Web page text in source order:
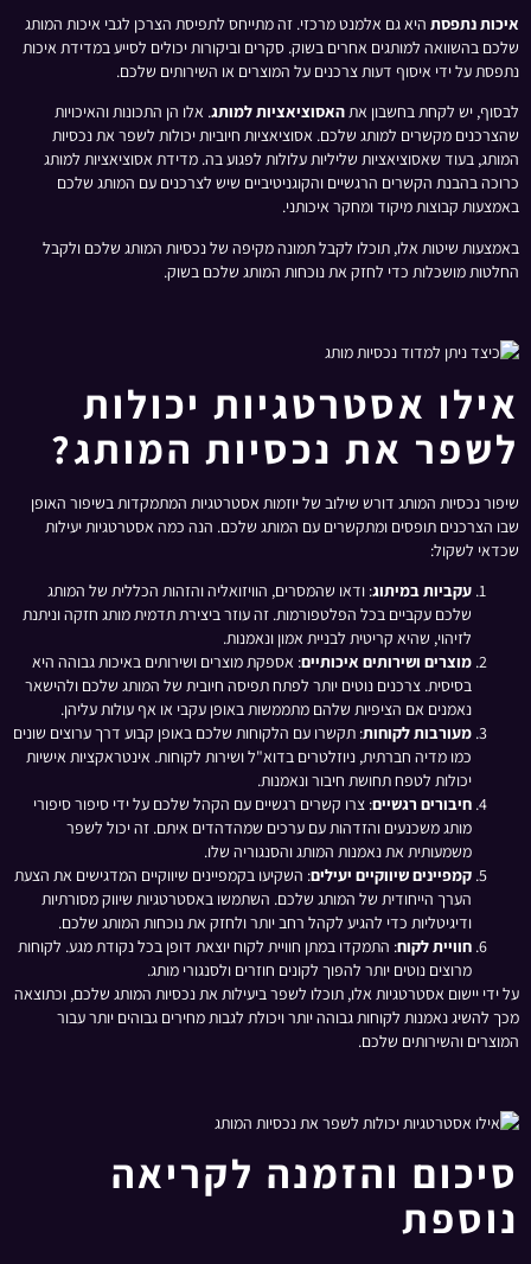
איכות נתפסת היא גם אלמנט מרכזי. זה מתייחס לתפיסת הצרכן לגבי איכות המותג
שלכם בהשוואה למותגים אחרים בשוק. סקרים וביקורות יכולים לסייע במדידת איכות
נתפסת על ידי איסוף דעות צרכנים על המוצרים או השירותים שלכם.
לבסוף, יש לקחת בחשבון אתהאסוציאציות למותג. אלו הן התכונות והאיכויות
שהצרכנים מקשרים למותג שלכם. אסוציאציות חיוביות יכולות לשפר את נכסיות
המותג, בעוד שאסוציאציות שליליות עלולות לפגוע בה. מדידת אסוציאציות למותג
כרוכה בהבנת הקשרים הרגשיים והקוגניטיביים שיש לצרכנים עם המותג שלכם
באמצעות קבוצות מיקוד ומחקר איכותני.
באמצעות שיטות אלו, תוכלו לקבל תמונה מקיפה של נכסיות המותג שלכם ולקבל
החלטות מושכלות כדי לחזק את נוכחות המותג שלכם בשוק.
אילו אסטרטגיות יכולות
לשפר את נכסיות המותג?
שיפור נכסיות המותג דורש שילוב של יוזמות אסטרטגיות המתמקדות בשיפור האופן
שבו הצרכנים תופסים ומתקשרים עם המותג שלכם. הנה כמה אסטרטגיות יעילות
שכדאי לשקול:
עקביות במיתוג: ודאו שהמסרים, הוויזואליה והזהות הכללית של המותג
שלכם עקביים בכל הפלטפורמות. זה עוזר ביצירת תדמית מותג חזקה וניתנת
לזיהוי, שהיא קריטית לבניית אמון ונאמנות.
מוצרים ושירותים איכותיים: אספקת מוצרים ושירותים באיכות גבוהה היא
בסיסית. צרכנים נוטים יותר לפתח תפיסה חיובית של המותג שלכם ולהישאר
נאמנים אם הציפיות שלהם מתממשות באופן עקבי או אף עולות עליהן.
מעורבות לקוחות: תקשרו עם הלקוחות שלכם באופן קבוע דרך ערוצים שונים
כמו מדיה חברתית, ניוזלטרים בדוא"ל ושירות לקוחות. אינטראקציות אישיות
יכולות לטפח תחושת חיבור ונאמנות.
חיבורים רגשיים: צרו קשרים רגשיים עם הקהל שלכם על ידי סיפור סיפורי
מותג משכנעים והזדהות עם ערכים שמהדהדים איתם. זה יכול לשפר
משמעותית את נאמנות המותג והסנגוריה שלו.
קמפיינים שיווקיים יעילים: השקיעו בקמפיינים שיווקיים המדגישים את הצעת
הערך הייחודית של המותג שלכם. השתמשו באסטרטגיות שיווק מסורתיות
ודיגיטליות כדי להגיע לקהל רחב יותר ולחזק את נוכחות המותג שלכם.
חוויית לקוח: התמקדו במתן חוויית לקוח יוצאת דופן בכל נקודת מגע. לקוחות
מרוצים נוטים יותר להפוך לקונים חוזרים ולסנגורי מותג.
על ידי יישום אסטרטגיות אלו, תוכלו לשפר ביעילות את נכסיות המותג שלכם, וכתוצאה
מכך להשיג נאמנות לקוחות גבוהה יותר ויכולת לגבות מחירים גבוהים יותר עבור
המוצרים והשירותים שלכם.
סיכום והזמנה לקריאה
נוספת